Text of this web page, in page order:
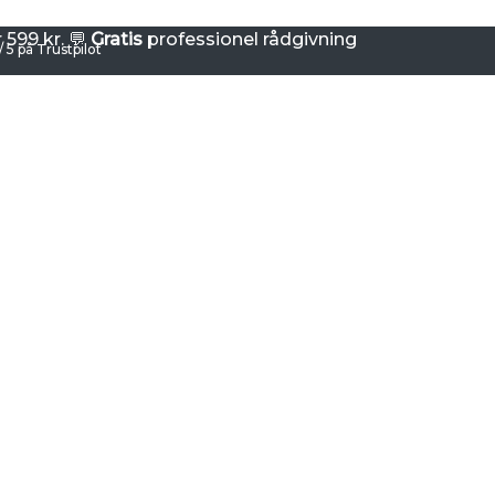
kr. 💬 Gratisprofessionel rådgivning
5 på Trustpilot